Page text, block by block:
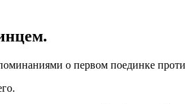
о первом поединке